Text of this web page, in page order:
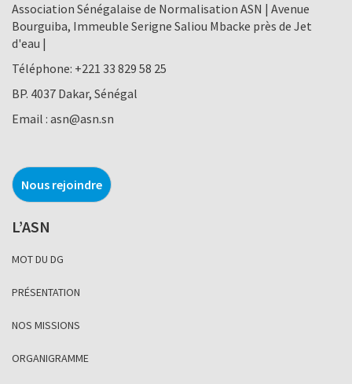
Association Sénégalaise de Normalisation ASN | Avenue
Bourguiba, Immeuble Serigne Saliou Mbacke près de Jet
d'eau |
Téléphone: +221 33 829 58 25
BP. 4037 Dakar, Sénégal
Email : asn@asn.sn
Nous rejoindre
L’ASN
MOT DU DG
PRÉSENTATION
NOS MISSIONS
ORGANIGRAMME